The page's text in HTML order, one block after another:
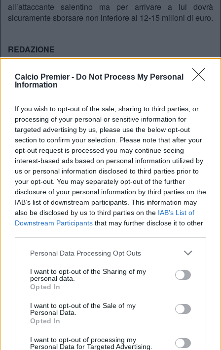
Calcio Premier - Do Not Process My Personal
Information
If you wish to opt-out of the sale, sharing to third parties, or
processing of your personal or sensitive information for
targeted advertising by us, please use the below opt-out
section to confirm your selection. Please note that after your
opt-out request is processed you may continue seeing
interest-based ads based on personal information utilized by
us or personal information disclosed to third parties prior to
your opt-out. You may separately opt-out of the further
disclosure of your personal information by third parties on the
IAB’s list of downstream participants. This information may
also be disclosed by us to third parties on the IAB’s List of
Downstream Participants that may further disclose it to other
Personal Data Processing Opt Outs
I want to opt-out of the Sharing of my
personal data.
Opted In
I want to opt-out of the Sale of my
Personal Data.
Opted In
I want to opt-out of processing my
Personal Data for Targeted Advertising.
all’attaccante salentino ma per arrivare a lui dovrà
sicuramente sborsare non inferiore ai 12-15 milioni di euro.
REDAZIONE